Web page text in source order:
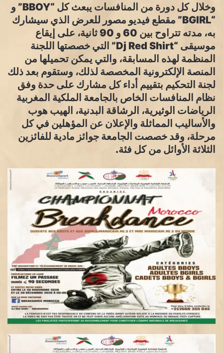
وخلال كل دورة من المنافسات يبعث كل “BBOY” و
“BGIRL” مقطع فيديو مصور للعرض الذي سيشارك
به، مدته تتراوح بين 60 و 90 ثانية، على إيقاع
موسيقى “Dj Red Shirt” التي خصصتها اللجنة
المنظمة لهذه المسابقة، والتي يمكن تحميلها من
المنصة الإلكترونية المخصصة لذلك، وستقوم بعد ذلك
لجنة التحكيم بتقييم أداء كل مشارك على حدة وفق
نظام المنافسات الخاص بالجامعة الملكية المغربية
الرياضات الوثيرية، الرشاقة البدنية، الهيب هوب
والأساليب المماثلة والإعلان عن المؤهلين في كل
مرحلة، وقد خصصت الجامعة جوائز مادية للفائزين
الثلاثة الأوائل من كل فئة.